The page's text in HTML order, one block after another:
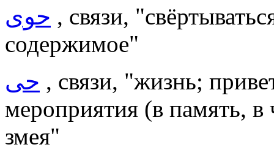
حوى , связи,
содержимое"
حى , связи, "жизнь;
мероприятия (в память, в
змея"